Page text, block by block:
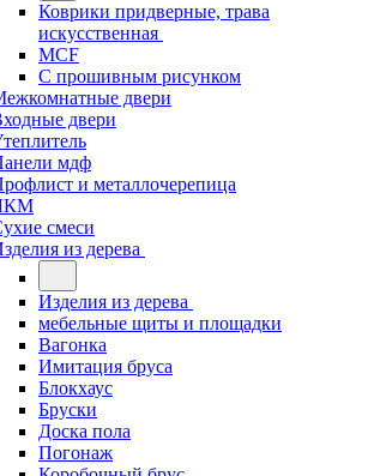
Коврики придверные, трава
искусственная
MCF
С прошивным рисунком
двери
двери
мдф
и металлочерепица
смеси
из дерева
Изделия из дерева
мебельные щиты и площадки
Вагонка
Имитация бруса
Блокхаус
Бруски
Доска пола
Погонаж